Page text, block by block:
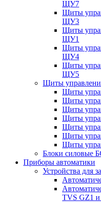
ЩУ7
Щиты
ЩУ3
Щиты
ЩУ1
Щиты
ЩУ4
Щиты
ЩУ5
Щиты
Щиты
Щиты
Щиты
Щиты
Щиты
Щиты
Щиты
Блоки силовые
Приборы автоматики
Устройства для
TVS GZ1